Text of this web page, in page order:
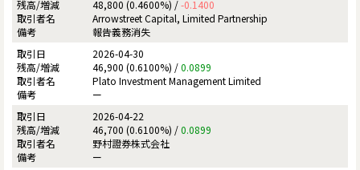
48,800 (0.4600%) /-0.1400
Arrowstreet Capital, Limited Partnership
報告義務消失
2026-04-30
46,900 (0.6100%) /0.0899
Plato Investment Management Limited
ー
2026-04-22
46,700 (0.6100%) /0.0899
野村證券株式会社
ー